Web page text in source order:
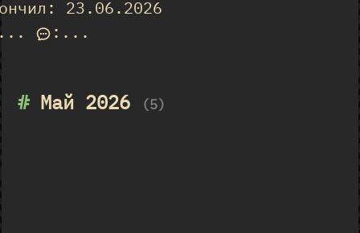
23.06.2026
: ...
#Май 2026 (5)